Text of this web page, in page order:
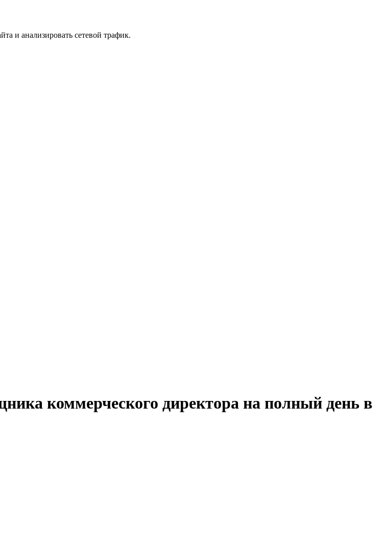
и анализировать сетевой трафик.
коммерческого директора на полный день в